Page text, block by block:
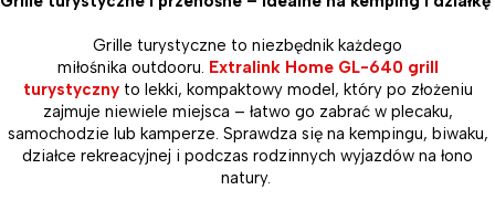
Grille turystyczne to niezbędnik każdego
miłośnika outdooru. Extralink Home GL-640 grill
turystycznyto lekki, kompaktowy model, który po złożeniu
zajmuje niewiele miejsca – łatwo go zabrać w plecaku,
samochodzie lub kamperze. Sprawdza się na kempingu, biwaku,
działce rekreacyjnej i podczas rodzinnych wyjazdów na łono
natury.